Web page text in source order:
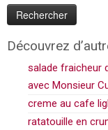
Découvrez
salade fraicheur
avec Monsieur
creme au cafe
ratatouille en